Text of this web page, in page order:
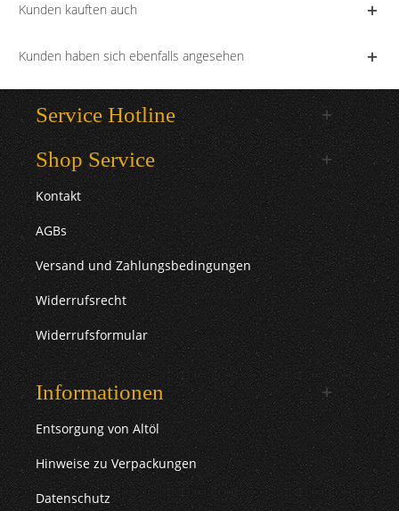
Kunden kauften auch
Kunden haben sich ebenfalls angesehen
Service Hotline
Shop Service
Kontakt
AGBs
Versand und Zahlungsbedingungen
Widerrufsrecht
Widerrufsformular
Informationen
Entsorgung von Altöl
Hinweise zu Verpackungen
Datenschutz